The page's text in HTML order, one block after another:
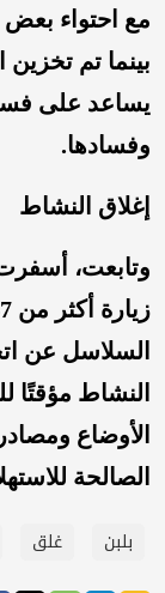
مع احتواء بعض
بينما تم
يساعد على
وفسادها.
إغلاق النشاط
وتابعت، أسفرت
السلاسل عن
النشاط مؤقتًا
الأوضاع
الصالحة
بلبن غلق